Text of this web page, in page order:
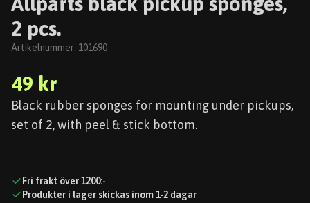
2 pcs.
Artikelnummer: 101690
49 kr
Black rubber sponges for mounting under pickups,
set of 2, with peel & stick bottom.
Fri frakt över 1200:-
Produkter i lager skickas inom 1-2 dagar